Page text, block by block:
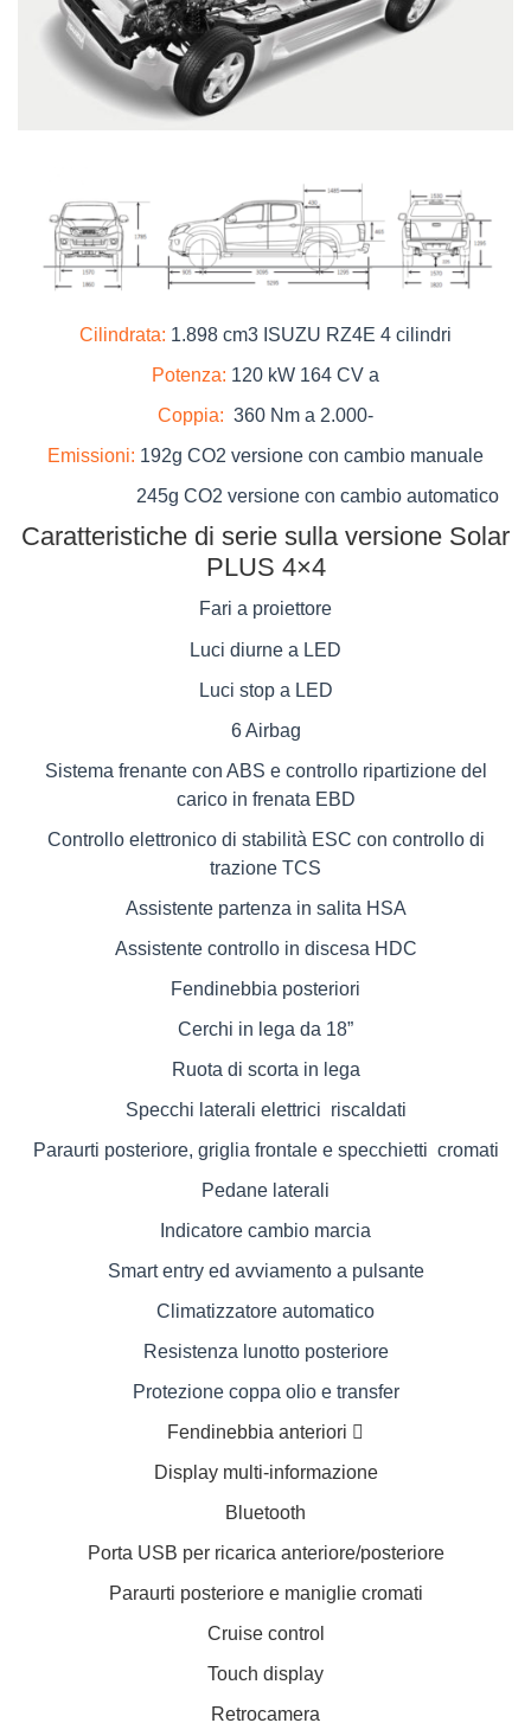
Cilindrata: 1.898 cm3 ISUZU RZ4E 4 cilindri
Potenza: 120 kW 164 CV a
Coppia: 360 Nm a 2.000-
Emissioni: 192g CO2 versione con cambio manuale
245g CO2 versione con cambio automatico
Caratteristiche di serie sulla versione Solar
PLUS 4×4
Fari a proiettore
Luci diurne a LED
Luci stop a LED
6 Airbag
Sistema frenante con ABS e controllo ripartizione del
carico in frenata EBD
Controllo elettronico di stabilità ESC con controllo di
trazione TCS
Assistente partenza in salita HSA
Assistente controllo in discesa HDC
Fendinebbia posteriori
Cerchi in lega da 18”
Ruota di scorta in lega
Specchi laterali elettrici riscaldati
Paraurti posteriore, griglia frontale e specchietti cromati
Pedane laterali
Indicatore cambio marcia
Smart entry ed avviamento a pulsante
Climatizzatore automatico
Resistenza lunotto posteriore
Protezione coppa olio e transfer
Fendinebbia anteriori 
Display multi-informazione
Bluetooth
Porta USB per ricarica anteriore/posteriore
Paraurti posteriore e maniglie cromati
Cruise control
Touch display
Retrocamera
Leggi
cookie